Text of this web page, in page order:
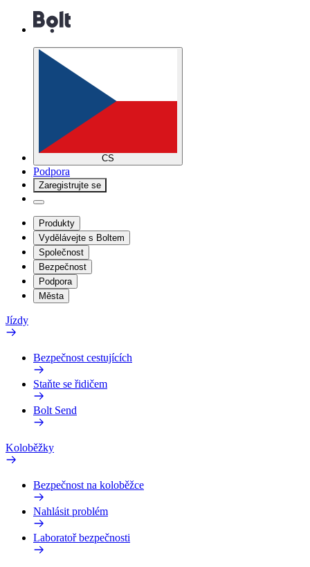
CS
Podpora
Zaregistrujte se
Produkty
Vydělávejte s Boltem
Společnost
Bezpečnost
Podpora
Města
Jízdy
Bezpečnost cestujících
Staňte se řidičem
Bolt Send
Koloběžky
Bezpečnost na koloběžce
Nahlásit problém
Laboratoř bezpečnosti